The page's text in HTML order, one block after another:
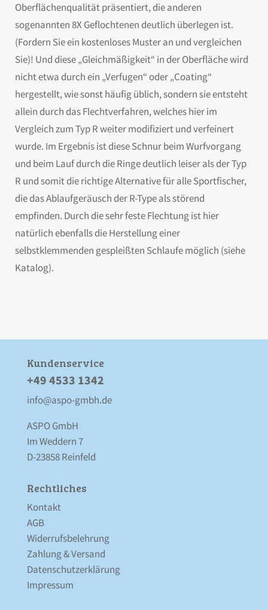
Oberflächenqualität präsentiert, die anderen
sogenannten 8X Geflochtenen deutlich überlegen ist.
(Fordern Sie ein kostenloses Muster an und vergleichen
Sie)! Und diese „Gleichmäßigkeit“ in der Oberfläche wird
nicht etwa durch ein „Verfugen“ oder „Coating“
hergestellt, wie sonst häufig üblich, sondern sie entsteht
allein durch das Flechtverfahren, welches hier im
Vergleich zum Typ R weiter modifiziert und verfeinert
wurde. Im Ergebnis ist diese Schnur beim Wurfvorgang
und beim Lauf durch die Ringe deutlich leiser als der Typ
R und somit die richtige Alternative für alle Sportfischer,
die das Ablaufgeräusch der R-Type als störend
empfinden. Durch die sehr feste Flechtung ist hier
natürlich ebenfalls die Herstellung einer
selbstklemmenden gespleißten Schlaufe möglich (siehe
Katalog).
Kunden­service
+49 4533 1342
info@aspo-gmbh.de
ASPO GmbH
Im Weddern 7
D-23858 Reinfeld
Rechtliches
Kontakt
AGB
Widerrufsbelehrung
Zahlung & Versand
Datenschutz­erklärung
Impressum